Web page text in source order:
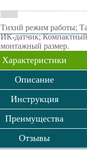
Тихий режим работы;
ИК-датчик;
монтажный размер.
Характеристики
Описание
Инструкция
Преимущества
Отзывы